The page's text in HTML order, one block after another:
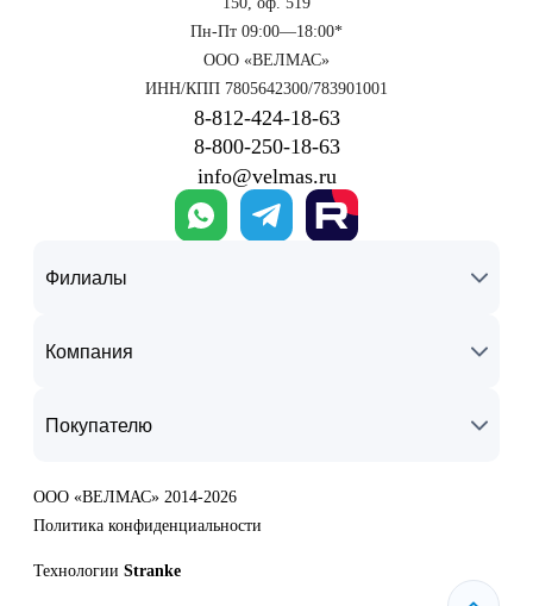
Пн-Пт 09:00—18:00*
ООО «ВЕЛМАС»
ИНН/КПП 7805642300/783901001
8‑812‑424‑18‑63
8‑800‑250‑18‑63
info@velmas.ru
Филиалы
Компания
Покупателю
ООО «ВЕЛМАС» 2014-2026
Политика конфиденциальности
Технологии Stranke